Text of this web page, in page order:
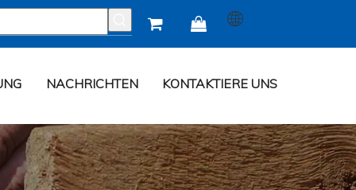
 
NACHRICHTEN KONTAKTIERE UNS